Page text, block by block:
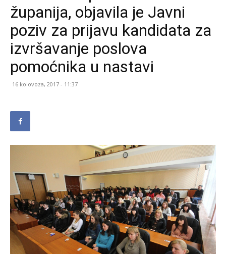
Grada
Orahovice
županija, objavila je Javni
poziv za prijavu kandidata za
izvršavanje poslova
pomoćnika u nastavi
16 kolovoza, 2017 - 11:37